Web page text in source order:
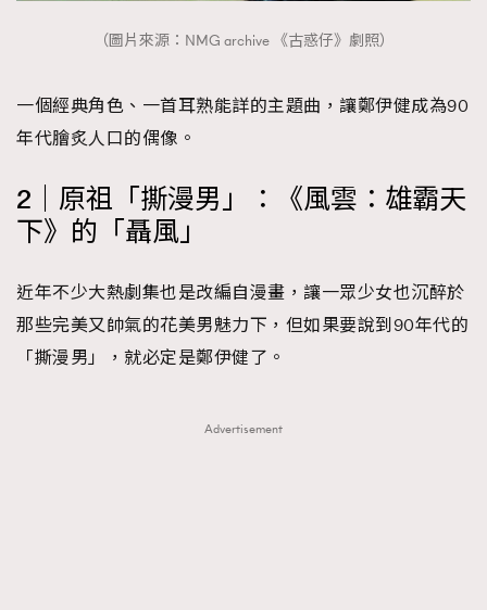
（圖片來源：NMG archive 《古惑仔》劇照）
一個經典角色、一首耳熟能詳的主題曲，讓鄭伊健成為90
年代膾炙人口的偶像。
2｜原祖「撕漫男」：《風雲：雄霸天
下》的「聶風」
近年不少大熱劇集也是改編自漫畫，讓一眾少女也沉醉於
那些完美又帥氣的花美男魅力下，但如果要說到90年代的
「撕漫男」，就必定是鄭伊健了。
Advertisement